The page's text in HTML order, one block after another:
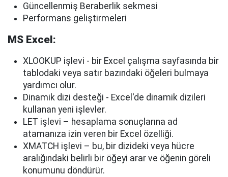
Güncellenmiş Beraberlik sekmesi
Performans geliştirmeleri
MS Excel:
XLOOKUP işlevi - bir Excel çalışma sayfasında bir
tablodaki veya satır bazındaki öğeleri bulmaya
yardımcı olur.
Dinamik dizi desteği - Excel'de dinamik dizileri
kullanan yeni işlevler.
LET işlevi – hesaplama sonuçlarına ad
atamanıza izin veren bir Excel özelliği.
XMATCH işlevi – bu, bir dizideki veya hücre
aralığındaki belirli bir öğeyi arar ve öğenin göreli
konumunu döndürür.